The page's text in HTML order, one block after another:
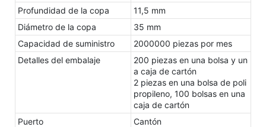
Profundidad de la copa
11,5 mm
Diámetro de la copa
35 mm
Capacidad de suministro
2000000 piezas por mes
Detalles del embalaje
200 piezas en una bolsa y un
a caja de cartón
2 piezas en una bolsa de poli
propileno, 100 bolsas en una
caja de cartón
Puerto
Cantón